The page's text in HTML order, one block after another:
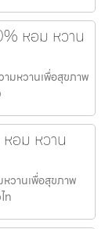
หอม หวาน
มหวานเพื่อสุขภาพ
อม หวาน
วานเพื่อสุขภาพ
ท